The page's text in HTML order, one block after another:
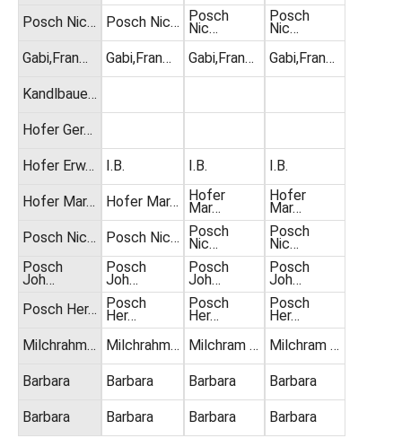
Posch Nic…
Gabi,Fran…
Kandlbaue…
Hofer Ger…
Hofer Erw…
Hofer Mar…
Posch Nic…
Posch
Joh…
Posch Her…
Milchrahm…
Barbara
Barbara
Posch Nic…
Gabi,Fran…
I.B.
Hofer Mar…
Posch Nic…
Posch
Joh…
Posch
Her…
Milchrahm…
Barbara
Barbara
Posch
Nic…
Gabi,Fran…
I.B.
Hofer
Mar…
Posch
Nic…
Posch
Joh…
Posch
Her…
Milchram …
Barbara
Barbara
Posch
Nic…
Gabi,Fran…
I.B.
Hofer
Mar…
Posch
Nic…
Posch
Joh…
Posch
Her…
Milchram …
Barbara
Barbara